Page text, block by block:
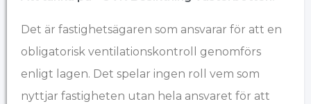
Det är fastighetsägaren som ansvarar för att en
obligatorisk ventilationskontroll genomförs
enligt lagen. Det spelar ingen roll vem som
nyttjar fastigheten utan hela ansvaret för att